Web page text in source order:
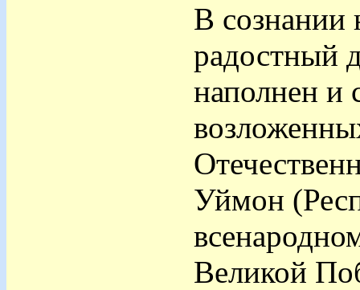
В сознании
радостный
наполнен и
Уймон
Великой